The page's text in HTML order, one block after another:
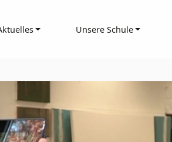
Unsere Schule